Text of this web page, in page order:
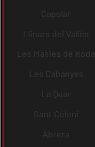
Capolat
Llinars del Vallès
Les Masies de Roda
Les Cabanyes
La Quar
Sant Celoni
Abrera